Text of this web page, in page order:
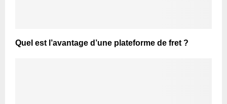
Quel est l’avantage d’une plateforme de fret ?